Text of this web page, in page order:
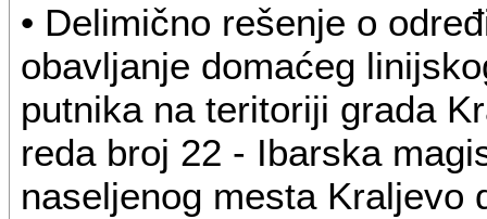
• Delimično rešenje o
obavljanje domaćeg
putnika na teritoriji grada
reda broj 22 - Ibarska
naseljenog mesta Kraljevo